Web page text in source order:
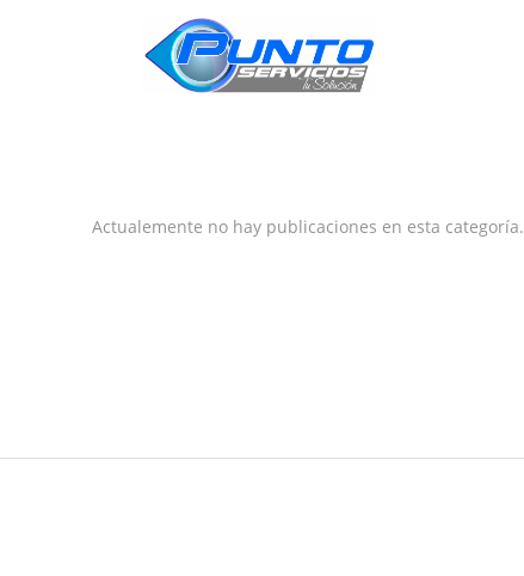
Actualemente no hay publicaciones en esta categoría.